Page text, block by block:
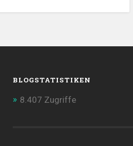
BLOGSTATISTIKEN
8.407 Zugriffe